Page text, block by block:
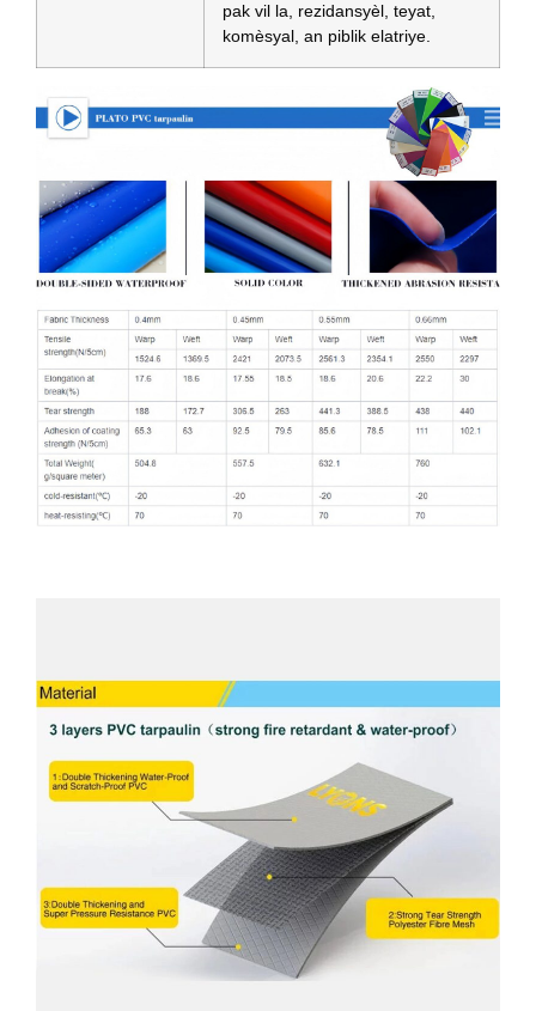
pak vil la, rezidansyèl, teyat,
komèsyal, an piblik elatriye.